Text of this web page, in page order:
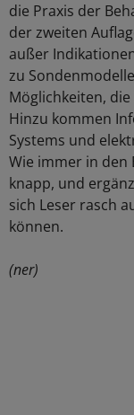
die Praxis der
der zweiten
außer
zu
Möglichkeiten,
Hinzu kommen
Systems und
Wie immer in den
knapp, und
sich Leser rasch
können.
(ner)